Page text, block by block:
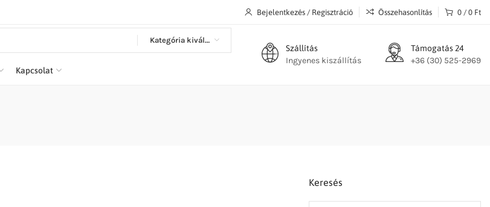
Bejelentkezés / Regisztráció Összehasonlítás 0 / 0 Ft
Kategória kiválasztása
Kapcsolat
Szállítás
Ingyenes kiszállítás
Támogatás 24
+36 (30) 525-2969
Keresés